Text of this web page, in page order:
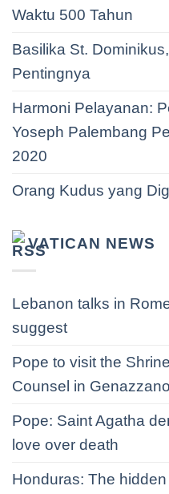
Waktu 500 Tahun
Basilika St.
Pentingnya
Harmoni Pelayanan:
Yoseph Palembang
2020
Orang Kudus yang
VATICAN NEWS
Lebanon talks in
suggest
Pope to visit the
Counsel in Genazzano
Pope: Saint Agatha
love over death
Honduras: The